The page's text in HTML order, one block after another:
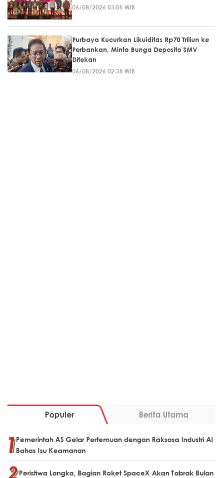
06/08/2026 03:05 WIB
Purbaya Kucurkan Likuiditas Rp70 Triliun ke
Perbankan, Minta Bunga Deposito SMV
Ditekan
06/08/2026 02:38 WIB
Populer Berita Utama
Pemerintah AS Gelar Pertemuan dengan Raksasa Industri AI
Bahas Isu Keamanan
Peristiwa Langka, Bagian Roket SpaceX Akan Tabrak Bulan